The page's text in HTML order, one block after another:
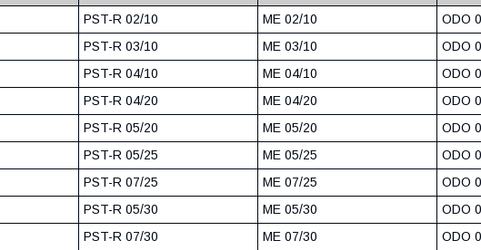
PST-R 02/10 ME 02/10
ODO
PST-R 03/10 ME 03/10
ODO
PST-R 04/10 ME 04/10
ODO
PST-R 04/20 ME 04/20
ODO
PST-R 05/20 ME 05/20
ODO
PST-R 05/25 ME 05/25
ODO
PST-R 07/25 ME 07/25
ODO
PST-R 05/30 ME 05/30
ODO
PST-R 07/30 ME 07/30
ODO